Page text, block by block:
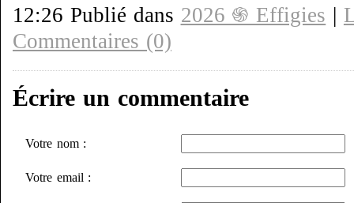
12:26 Publié dans 2026 ֍ Effigies |
Commentaires (0)
Écrire un commentaire
Votre nom :
Votre email :